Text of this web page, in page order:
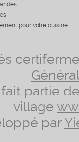
pour votre cuisine
partie
village
par